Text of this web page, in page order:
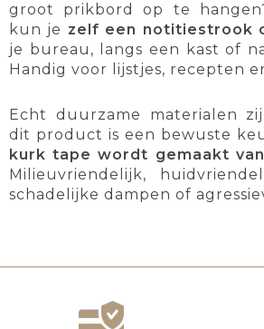
groot prikbord op te
kun je zelf een notitiestrook
je bureau, langs een kast of
Handig voor lijstjes, recepten
Echt duurzame materialen
dit product is een bewuste
kurk tape wordt gemaakt
Milieuvriendelijk,
schadelijke dampen of